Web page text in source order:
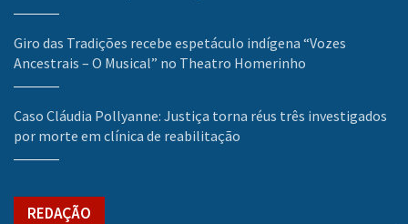
Giro das Tradições recebe espetáculo indígena “Vozes
Ancestrais – O Musical” no Theatro Homerinho
Caso Cláudia Pollyanne: Justiça torna réus três investigados
por morte em clínica de reabilitação
REDAÇÃO